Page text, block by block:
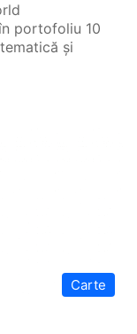
portofoliu 10
și
Carte